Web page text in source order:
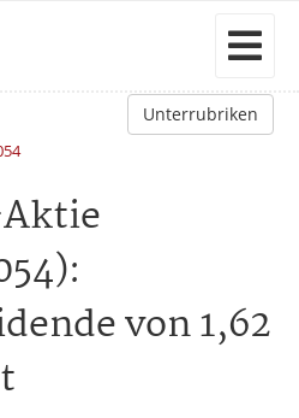
Unterrubriken
von 1,62